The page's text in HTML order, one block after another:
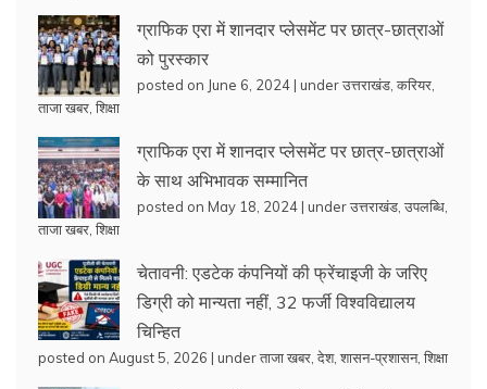
ग्राफिक एरा में शानदार प्लेसमेंट पर छात्र-छात्राओं
को पुरस्कार
posted on June 6, 2024 | underउत्तराखंड, करियर,
ताजा खबर, शिक्षा
ग्राफिक एरा में शानदार प्लेसमेंट पर छात्र-छात्राओं
के साथ अभिभावक सम्मानित
posted on May 18, 2024 | underउत्तराखंड, उपलब्धि,
ताजा खबर, शिक्षा
चेतावनी: एडटेक कंपनियों की फ्रेंचाइजी के जरिए
डिग्री को मान्यता नहीं, 32 फर्जी विश्वविद्यालय
चिन्हित
posted on August 5, 2026 | underताजा खबर, देश, शासन-प्रशासन, शिक्षा